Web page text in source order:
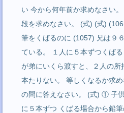
い 今から何年前か求めなさい
段を求めなさい。 (式) (式)
筆をくばるのに (1057) 兄は９
ている。 １人に５本ずつくば
が弟にいくら渡すと、２人の所
本たりない。 等しくなるか求
の問に答えなさい。 (式) ① 子
に５本ずつ くばる場合から鉛